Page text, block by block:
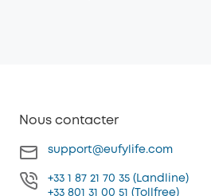
Nous contacter
support@eufylife.com
+33 1 87 21 70 35 (Landline)
+33 801 31 00 51 (Tollfree)